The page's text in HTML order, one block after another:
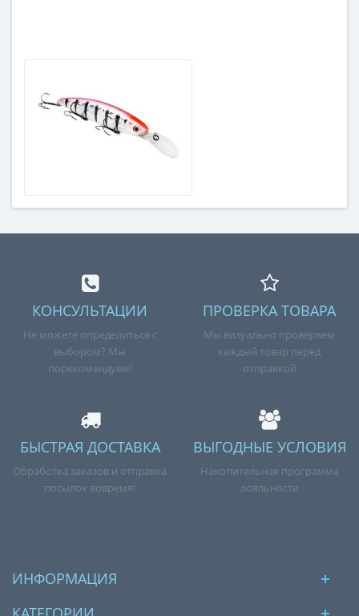
КОНСУЛЬТАЦИИ
Не можете определиться с
выбором? Мы
порекомендуем!
ПРОВЕРКА ТОВАРА
Мы визуально проверяем
каждый товар перед
отправкой
БЫСТРАЯ ДОСТАВКА
Обработка заказов и отправка
посылок вовремя!
ВЫГОДНЫЕ УСЛОВИЯ
Накопительная программа
лояльности
ИНФОРМАЦИЯ